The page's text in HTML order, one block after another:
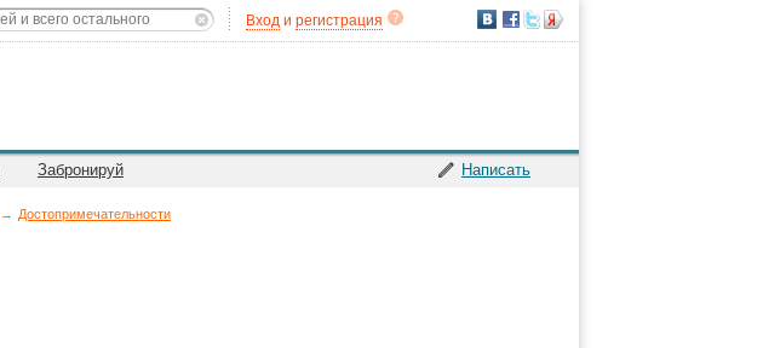
Вход и регистрация
Написать
Забронируй
→ Достопримечательности